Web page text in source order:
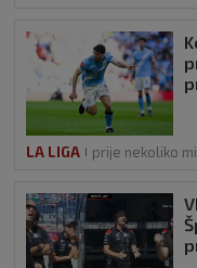
LA LIGA prije nekoliko